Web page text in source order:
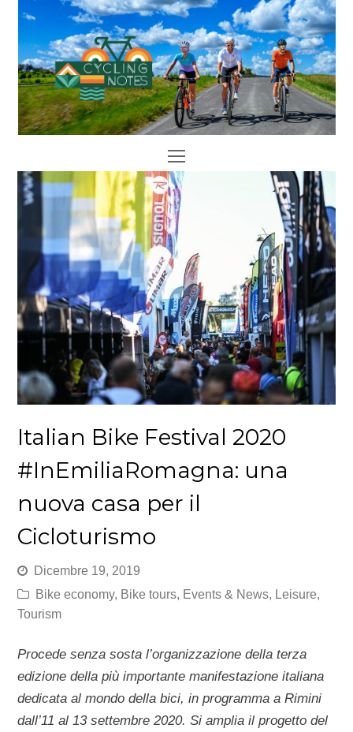
Open
Italian Bike Festival 2020
#InEmiliaRomagna: una
nuova casa per il
Cicloturismo
Dicembre 19, 2019
Bike economy, Bike tours, Events & News, Leisure,
Tourism
Procede senza sosta l’organizzazione della terza
edizione della più importante manifestazione italiana
dedicata al mondo della bici, in programma a Rimini
dall’11 al 13 settembre 2020. Si amplia il progetto del